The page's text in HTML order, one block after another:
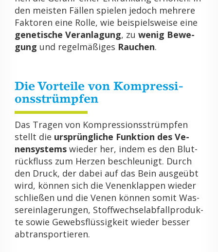
den meis­ten Fäl­len spie­len je­doch meh­re­re
Fak­to­ren eine Rolle, wie bei­spiels­wei­se eine
ge­ne­ti­sche Ver­an­la­gung, zu wenig Be­we­
gung und re­gel­mä­ßi­ges Rau­chen.
Die Vor­tei­le von Kom­pres­si­
ons­strümp­fen
Das Tra­gen von Kom­pres­si­ons­strümp­fen
stellt die ur­sprüng­li­che Funk­ti­on des Ve­
nen­sys­tems wie­der her, indem es den Blut­
rück­fluss zum Her­zen be­schleu­nigt. Durch
den Druck, der dabei auf das Bein aus­ge­übt
wird, kön­nen sich die Ve­nen­klap­pen wie­der
schlie­ßen und die Venen kön­nen somit Was­
ser­ein­la­ge­run­gen, Stoff­wech­sel­ab­fall­pro­duk­
te sowie Ge­webs­flüs­sig­keit wie­der bes­ser
ab­trans­por­tie­ren.